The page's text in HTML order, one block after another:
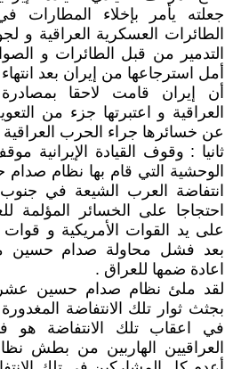
جعلته يأمر بإخلاء
الطائرات العسكرية العراقية و
التدمير من قبل الطائرات و
أمل استرجاعها من إيران بعد
أن إيران قامت لاحقا
العراقية و اعتبرتها جزء من
عن خسائرها جراء الحرب العراقية
ثانيا : وقوف القيادة الإيرانية
الوحشية التي قام بها نظام
انتفاضة العرب الشيعة في
احتجاجا على الخسائر
على يد القوات الأمريكية و قوات
بعد فشل محاولة صدام حسين
اعادة ضمها للعراق .
لقد ملئ نظام صدام حسين
بجثث ثوار تلك الانتفاضة
في اعقاب تلك الانتفاضة هو
العراقيين الهاربين من بطش